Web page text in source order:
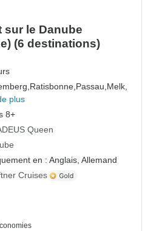
sur le Danube
(6 destinations)
Ratisbonne, Passau, Melk,
plus
8+
Queen
en : Anglais, Allemand
Cruises